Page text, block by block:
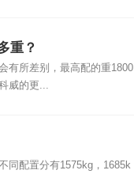
重？
有所差别，最高配的重1800
威的更...
同配置分有1575kg，1685k